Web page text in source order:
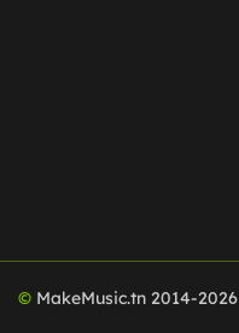
© MakeMusic.tn 2014-2026